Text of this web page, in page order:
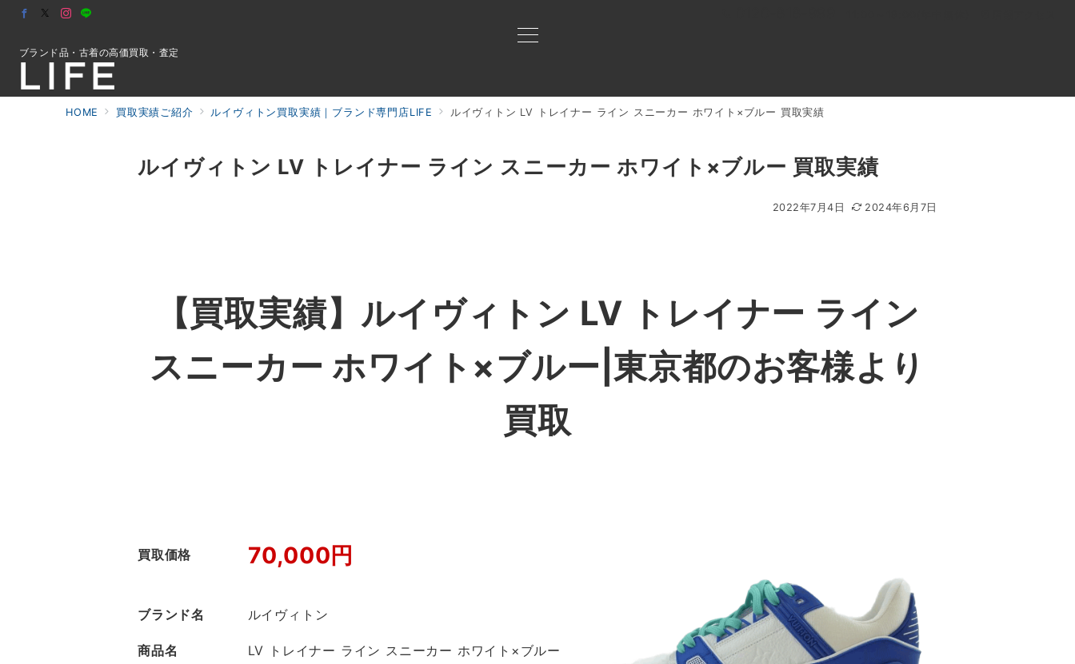
ブランド品・古着の高価買取・査定
HOME 買取実績ご紹介 ルイヴィトン買取実績｜ブランド専門店LIFE ルイヴィトン LV トレイナー ライン スニーカー ホワイト×ブルー 買取実績
ルイヴィトン LV トレイナー ライン スニーカー ホワイト×ブルー 買取実績
2022年7月4日 2024年6月7日
【買取実績】ルイヴィトン LV トレイナー ライン
スニーカー ホワイト×ブルー|東京都のお客様より
買取
買取価格 70,000円
ブランド名 ルイヴィトン
商品名 LV トレイナー ライン スニーカー ホワイト×ブルー